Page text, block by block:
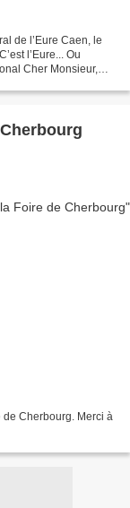
de l’Eure Caen, le
l’Eure... Ou
Cher Monsieur,
de Cherbourg. Merci à